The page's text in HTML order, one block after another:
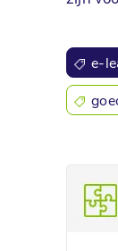
e-